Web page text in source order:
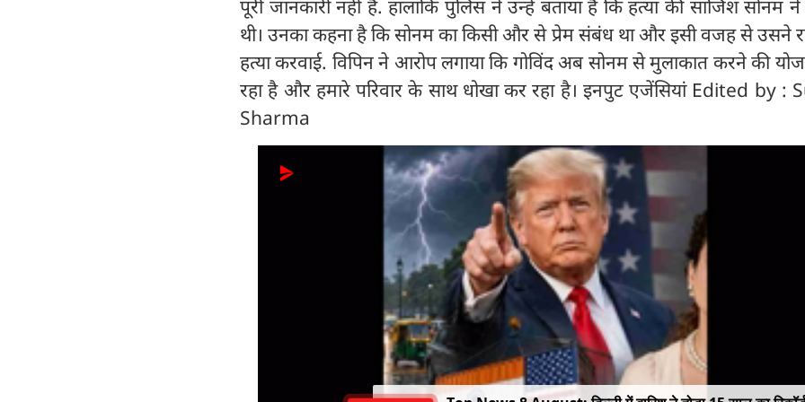
पूरी जानकारी नहीं है. हालांकि पुलिस ने उन्हें बताया है कि हत्या की साजिश सोनम ने
थी। उनका कहना है कि सोनम का किसी और से प्रेम संबंध था और इसी वजह से उसने
हत्या करवाई. विपिन ने आरोप लगाया कि गोविंद अब सोनम से मुलाकात करने की
रहा है और हमारे परिवार के साथ धोखा कर रहा है। इनपुट एजेंसियां Edited by :
Sharma